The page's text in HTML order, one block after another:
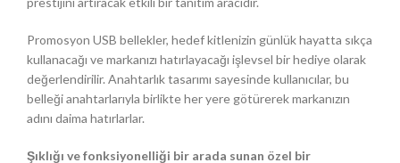
Promosyon USB bellekler, hedef kitlenizin günlük hayatta sıkça
kullanacağı ve markanızı hatırlayacağı işlevsel bir hediye olarak
değerlendirilir. Anahtarlık tasarımı sayesinde kullanıcılar, bu
belleği anahtarlarıyla birlikte her yere götürerek markanızın
adını daima hatırlarlar.
Şıklığı ve fonksiyonelliği bir arada sunan özel bir